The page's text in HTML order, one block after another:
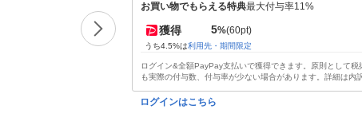
お買い物でもらえる特典最大付与率11%
獲得 5%(60pt)
うち4.5%は利用先・期間限定
ログイン&全額PayPay支払いで獲得できます。原則として
も実際の付与数、付与率が少ない場合があります。詳細は内
ログインはこちら